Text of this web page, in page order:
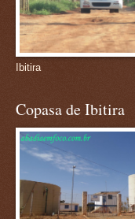
Ibitira
Copasa de Ibitira